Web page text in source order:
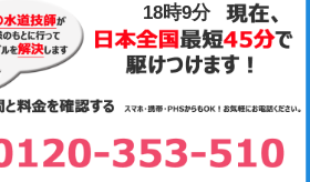
18時9分